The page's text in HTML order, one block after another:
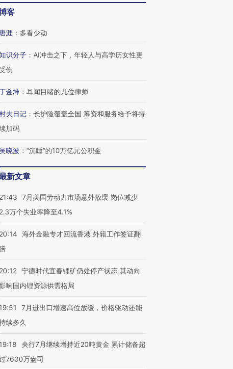
员跨国走私7万
尿检体内含3种
视线｜被称为“蟑螂”的印
度Z世代 用街头抗争将教
育部长拱下台
飞地休达
走进第四届链博
智科技“链”接产
客
唐涯 ： 多看少动
识分子 ： AI冲击之下，年轻人与高学历女性更
伤
金坤 ： 耳闻目睹的几位律师
夫日记 ： 长护险覆盖全国 筹资和服务给予将持
加码
晓波 ： “沉睡”的10万亿元公积金
新文章
21:43
7月美国劳动力市场意外放缓 岗位减少
2.3万个失业率降至4.1%
20:14 海外金融专才回流香港 外籍工作签证翻
20:12 宁德时代宜春锂矿仍处停产状态 其动向
响国内锂资源供需格局
19:51
7月进出口增速高位放缓，价格驱动还能
续多久
19:18
央行7月继续增持近20吨黄金 累计储备超
7600万盎司